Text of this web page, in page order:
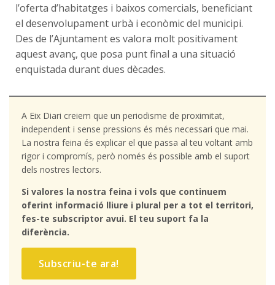
l’oferta d’habitatges i baixos comercials, beneficiant
el desenvolupament urbà i econòmic del municipi.
Des de l’Ajuntament es valora molt positivament
aquest avanç, que posa punt final a una situació
enquistada durant dues dècades.
A Eix Diari creiem que un periodisme de proximitat,
independent i sense pressions és més necessari que mai.
La nostra feina és explicar el que passa al teu voltant amb
rigor i compromís, però només és possible amb el suport
dels nostres lectors.
Si valores la nostra feina i vols que continuem
oferint informació lliure i plural per a tot el territori,
fes-te subscriptor avui. El teu suport fa la
diferència.
Subscriu-te ara!